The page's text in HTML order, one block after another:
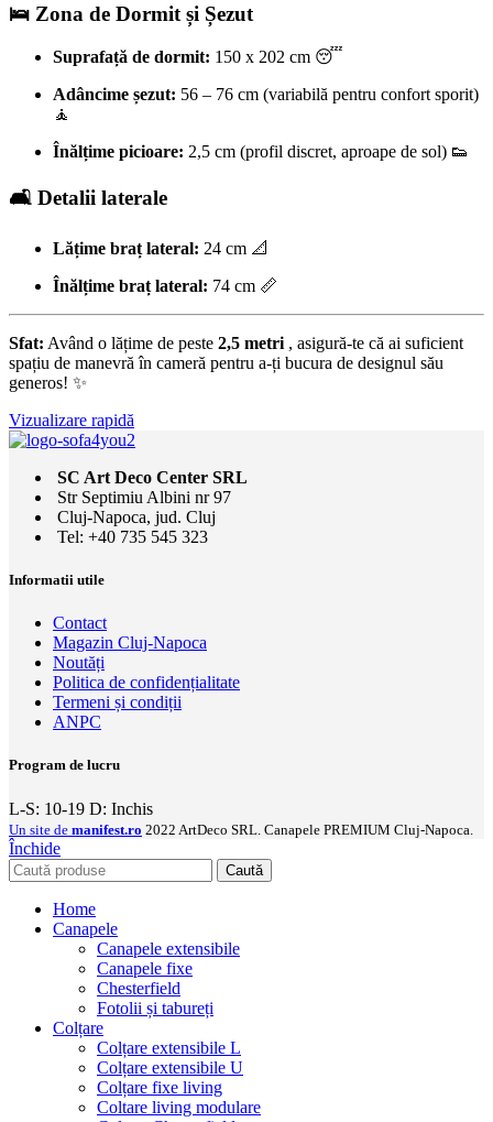
🛌 Zona de Dormit și Șezut
Suprafață de dormit: 150 x 202 cm 😴
Adâncime șezut: 56 – 76 cm (variabilă pentru confort sporit)
🧘
Înălțime picioare: 2,5 cm (profil discret, aproape de sol) 👟
🛋️ Detalii laterale
Lățime braț lateral: 24 cm 📐
Înălțime braț lateral: 74 cm 📏
Sfat: Având o lățime de peste 2,5 metri , asigură-te că ai suficient
spațiu de manevră în cameră pentru a-ți bucura de designul său
generos! ✨
Vizualizare rapidă
SC Art Deco Center SRL
Str Septimiu Albini nr 97
Cluj-Napoca, jud. Cluj
Tel: +40 735 545 323
Informatii utile
Contact
Magazin Cluj-Napoca
Noutăți
Politica de confidențialitate
Termeni și condiții
ANPC
Program de lucru
L-S: 10-19 D: Inchis
Un site de manifest.ro 2022 ArtDeco SRL. Canapele PREMIUM Cluj-Napoca.
Închide
Caută
Home
Canapele
Canapele extensibile
Canapele fixe
Chesterfield
Fotolii și tabureți
Colțare
Colțare extensibile L
Colțare extensibile U
Colțare fixe living
Coltare living modulare